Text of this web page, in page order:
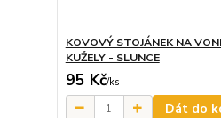
KOVOVÝ STOJÁNEK NA
KUŽELY - SLUNCE
95 Kč/ks
Dát do